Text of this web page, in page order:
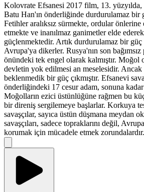
Kolovrate Efsanesi 2017 film, 13.
Batu Han'ın önderliğinde durdurulamaz bir
Fetihler aralıksız sürmekte, ordular önlerine
etmekte ve inanılmaz ganimetler elde
güçlenmektedir. Artık durdurulamaz bir
Avrupa'ya dikerler. Rusya'nın son
önündeki tek engel olarak kalmıştır.
devletin yok edilmesi an meselesidir. Ancak
beklenmedik bir güç çıkmıştır. Efsanevi
önderliğindeki 17 cesur adam, sonuna
Moğolların ezici üstünlüğüne rağmen bu
bir direniş sergilemeye başlarlar. Korkuya
savaşçılar, sayıca üstün düşmana meydan
savaşçıları, sadece topraklarını değil,
korumak için mücadele etmek zorundalardır.